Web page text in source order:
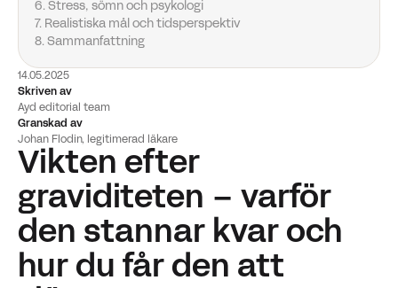
6. Stress, sömn och psykologi
7. Realistiska mål och tidsperspektiv
8. Sammanfattning
14.05.2025
Skriven av
Ayd editorial team
Granskad av
Johan Flodin, legitimerad läkare
Vikten efter
graviditeten – varför
den stannar kvar och
hur du får den att